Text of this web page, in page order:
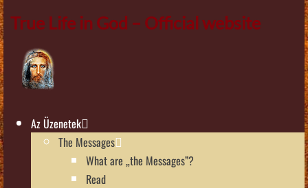
True Life in God – Official website
Az Üzenetek
The Messages
What are „the Messages”?
Read